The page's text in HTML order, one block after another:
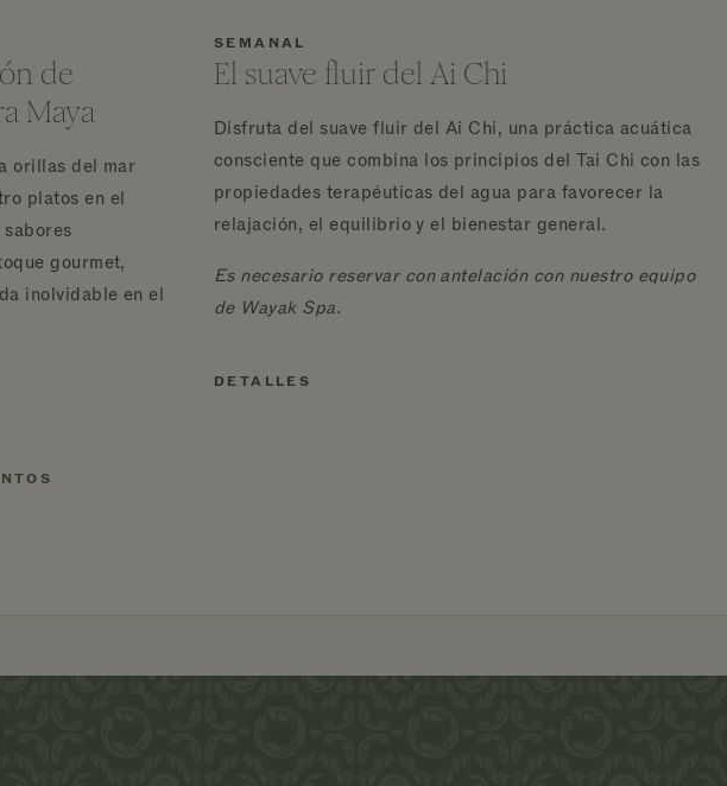
de
Maya
orillas del mar
platos en el
gourmet,
inolvidable en el
SEMANAL
El suave fluir del Ai Chi
Disfruta del suave fluir del Ai Chi, una práctica acuática
consciente que combina los principios del Tai Chi con las
propiedades terapéuticas del agua para favorecer la
relajación, el equilibrio y el bienestar general.
Es necesario reservar con antelación con nuestro equipo
de Wayak Spa.
DETALLES